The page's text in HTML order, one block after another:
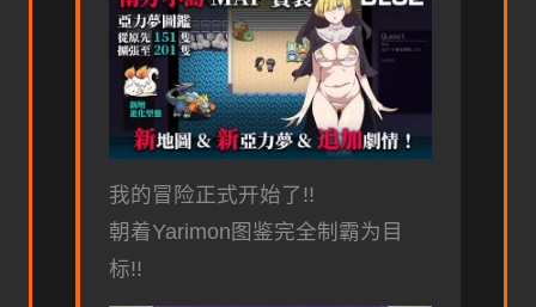
我的冒险正式开始了!!
朝着Yarimon图鉴完全制霸为目
标!!